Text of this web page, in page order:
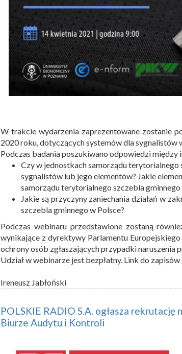
W trakcie wydarzenia zaprezentowane zostanie
2020 roku, dotyczących systemów dla sygnalistów
Podczas badania poszukiwano odpowiedzi między
Czy w jednostkach samorządu
sygnalistów lub jego elementów? Jakie
samorządu terytorialnego szczebla gminnego
Jakie są przyczyny zaniechania działań w
szczebla gminnego w Polsce?
Podczas webinaru przedstawione zostaną
wynikające z dyrektywy Parlamentu
ochrony osób zgłaszających przypadki naruszenia
Udział w webinarze jest bezpłatny. Link do zapisów
Ireneusz Jabłoński
POLSKIE RADIO S.A. ogłasza
Biurze Audytu i Kontroli